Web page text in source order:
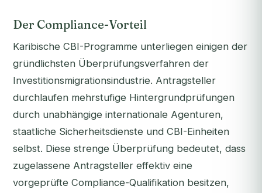
Der Compliance-Vorteil
Karibische CBI-Programme unterliegen einigen der
gründlichsten Überprüfungsverfahren der
Investitionsmigrationsindustrie. Antragsteller
durchlaufen mehrstufige Hintergrundprüfungen
durch unabhängige internationale Agenturen,
staatliche Sicherheitsdienste und CBI-Einheiten
selbst. Diese strenge Überprüfung bedeutet, dass
zugelassene Antragsteller effektiv eine
vorgeprüfte Compliance-Qualifikation besitzen,